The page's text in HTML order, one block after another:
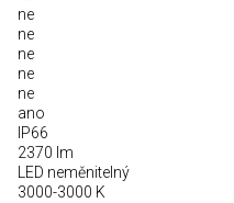
ne
ne
ne
ne
ne
ano
IP66
2370 lm
LED neměnitelný
3000-3000 K